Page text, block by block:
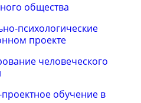
общества
психологические
проекте
человеческого
обучение в